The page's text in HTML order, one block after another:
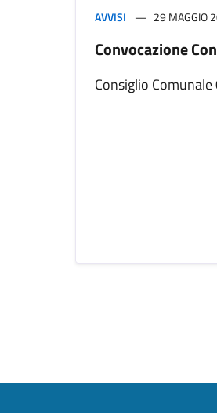
AVVISI 29 MAGGIO
Convocazione
Consiglio